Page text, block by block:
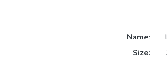
Name:
Size: